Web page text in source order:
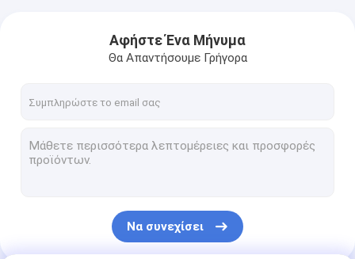
Εξωθημένος σωλήνας πτερυγίων
?????????? σωλήνας ανοξείδωτου
Σωλήνας πτερυγίων ανταλλακτών θερμότητας
?????????? σπείρες σωλήνων
Αφήστε Ένα Μήνυμα
Θα Απαντήσουμε Γρήγορα
Να συνεχίσει